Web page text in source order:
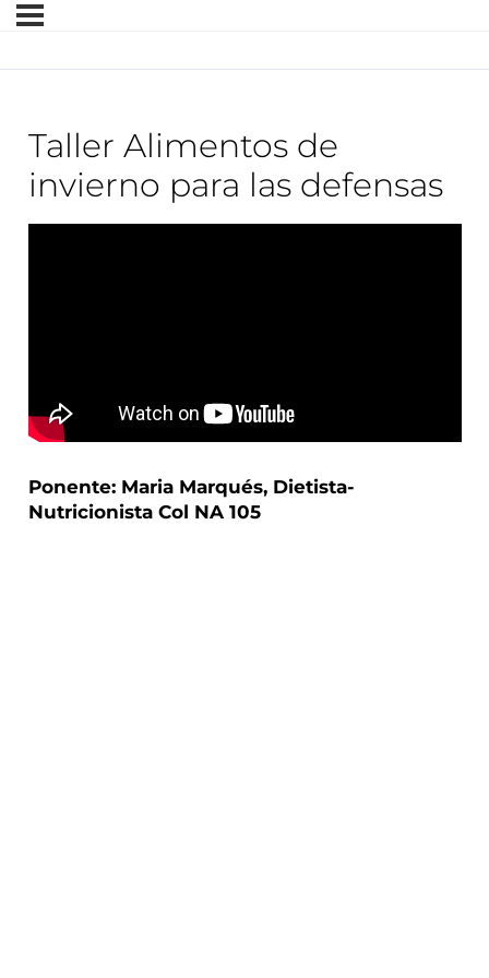
Taller Alimentos de
invierno para las defensas
Ponente: Maria Marqués, Dietista-
Nutricionista Col NA 105